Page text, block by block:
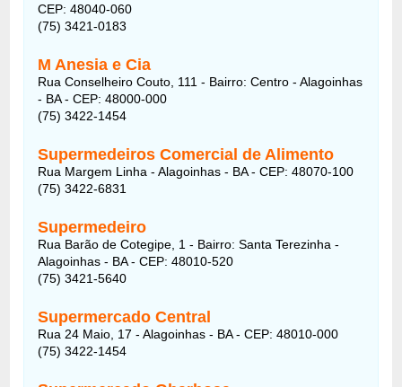
CEP: 48040-060
(75) 3421-0183
M Anesia e Cia
Rua Conselheiro Couto, 111 - Bairro: Centro - Alagoinhas
- BA - CEP: 48000-000
(75) 3422-1454
Supermedeiros Comercial de Alimento
Rua Margem Linha - Alagoinhas - BA - CEP: 48070-100
(75) 3422-6831
Supermedeiro
Rua Barão de Cotegipe, 1 - Bairro: Santa Terezinha -
Alagoinhas - BA - CEP: 48010-520
(75) 3421-5640
Supermercado Central
Rua 24 Maio, 17 - Alagoinhas - BA - CEP: 48010-000
(75) 3422-1454